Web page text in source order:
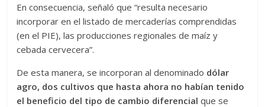
En consecuencia, señaló que “resulta necesario
incorporar en el listado de mercaderías comprendidas
(en el PIE), las producciones regionales de maíz y
cebada cervecera”.
De esta manera, se incorporan al denominado dólar
agro, dos cultivos que hasta ahora no habían tenido
el beneficio del tipo de cambio diferencial que se